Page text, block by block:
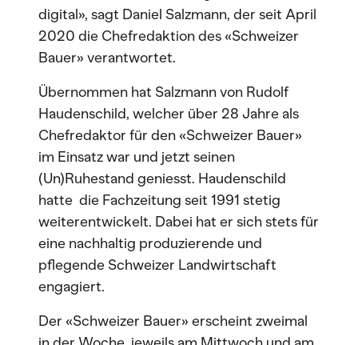
digital», sagt Daniel Salzmann, der seit April
2020 die Chefredaktion des «Schweizer
Bauer» verantwortet.
Übernommen hat Salzmann von Rudolf
Haudenschild, welcher über 28 Jahre als
Chefredaktor für den «Schweizer Bauer»
im Einsatz war und jetzt seinen
(Un)Ruhestand geniesst. Haudenschild
hatte die Fachzeitung seit 1991 stetig
weiterentwickelt. Dabei hat er sich stets für
eine nachhaltig produzierende und
pflegende Schweizer Landwirtschaft
engagiert.
Der «Schweizer Bauer» erscheint zweimal